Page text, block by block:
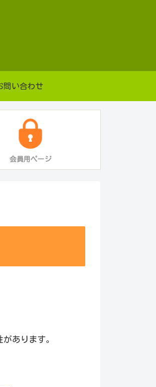
問い合わせ
会員用ページ
あります。